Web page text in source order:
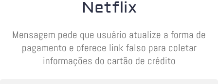
Netflix
Mensagem pede que usuário atualize a forma de
pagamento e oferece link falso para coletar
informações do cartão de crédito